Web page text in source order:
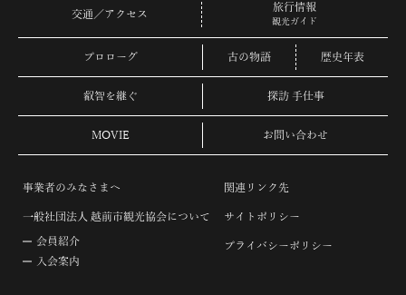
交通／アクセス
旅行情報
観光ガイド
プロローグ 古の物語 歴史年表
叡智を継ぐ 探訪 手仕事
MOVIE お問い合わせ
事業者のみなさまへ
一般社団法人 越前市観光協会について
会員紹介
入会案内
関連リンク先
サイトポリシー
プライバシーポリシー